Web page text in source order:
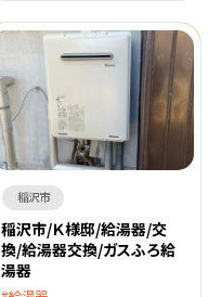
稲沢市
稲沢市/Ｋ様邸/給湯器/交
換/給湯器交換/ガスふろ給
湯器